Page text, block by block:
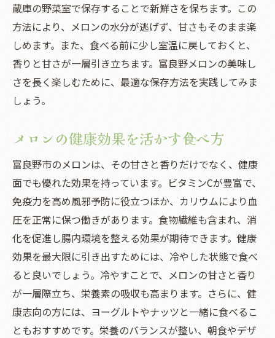
蔵庫の野菜室で保存することで新鮮さを保ちます。この
方法により、メロンの水分が逃げず、甘さもそのまま楽
しめます。また、食べる前に少し室温に戻しておくと、
香りと甘さが一層引き立ちます。富良野メロンの美味し
さを長く楽しむために、最適な保存方法を実践してみま
しょう。
メロンの健康効果を活かす食べ方
富良野市のメロンは、その甘さと香りだけでなく、健康
面でも優れた効果を持っています。ビタミンCが豊富で、
免疫力を高め風邪予防に役立つほか、カリウムにより血
圧を正常に保つ働きがあります。食物繊維も含まれ、消
化を促進し腸内環境を整える効果が期待できます。健康
効果を最大限に引き出すためには、冷やした状態で食べ
ると良いでしょう。冷やすことで、メロンの甘さと香り
が一層際立ち、栄養素の吸収も高まります。さらに、健
康志向の方には、ヨーグルトやナッツと一緒に食べるこ
ともおすすめです。栄養のバランスが整い、朝食やデザ